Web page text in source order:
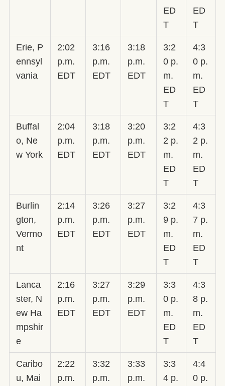
ED
T
ED
T
Erie, P
ennsyl
vania
2:02
p.m.
EDT
3:16
p.m.
EDT
3:18
p.m.
EDT
3:2
0 p.
m.
ED
T
4:3
0 p.
m.
ED
T
Buffal
o, Ne
w York
2:04
p.m.
EDT
3:18
p.m.
EDT
3:20
p.m.
EDT
3:2
2 p.
m.
ED
T
4:3
2 p.
m.
ED
T
Burlin
gton,
Vermo
nt
2:14
p.m.
EDT
3:26
p.m.
EDT
3:27
p.m.
EDT
3:2
9 p.
m.
ED
T
4:3
7 p.
m.
ED
T
Lanca
ster, N
ew Ha
mpshir
e
2:16
p.m.
EDT
3:27
p.m.
EDT
3:29
p.m.
EDT
3:3
0 p.
m.
ED
T
4:3
8 p.
m.
ED
T
Caribo
u, Mai
2:22
p.m.
3:32
p.m.
3:33
p.m.
3:3
4 p.
4:4
0 p.